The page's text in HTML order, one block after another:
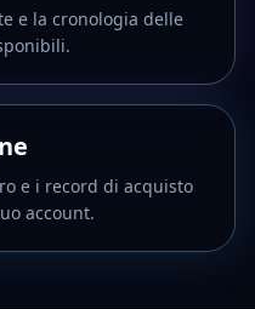
e la cronologia delle
e i record di acquisto
account.